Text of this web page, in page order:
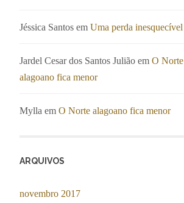
Jéssica Santos em Uma perda inesquecível
Jardel Cesar dos Santos Julião em O Norte
alagoano fica menor
Mylla em O Norte alagoano fica menor
ARQUIVOS
novembro 2017